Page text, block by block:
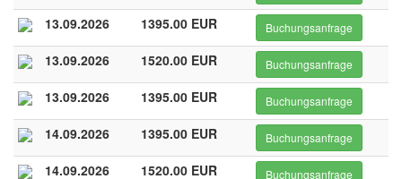
13.09.2026 1395.00 EUR Buchungsanfrage
13.09.2026 1520.00 EUR Buchungsanfrage
13.09.2026 1395.00 EUR Buchungsanfrage
14.09.2026 1395.00 EUR Buchungsanfrage
14.09.2026 1520.00 EUR Buchungsanfrage